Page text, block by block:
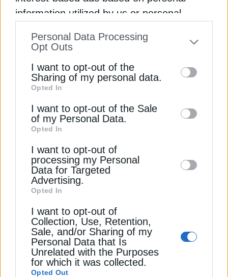
information utilized by us or personal
to your opt-out. You may separately opt-out
information by third parties on the IAB’s list
of downstream participants. This
information may also be disclosed by us to
third parties on theIAB’s List of
Downstream Participants
disclose it to other third parties.
Personal Data Processing
Opt Outs
I want to opt-out of the
Sharing of my personal data.
Opted In
I want to opt-out of the Sale
of my Personal Data.
Opted In
I want to opt-out of
processing my Personal
Data for Targeted
Advertising.
Opted In
I want to opt-out of
Collection, Use, Retention,
Sale, and/or Sharing of my
Personal Data that Is
Unrelated with the Purposes
for which it was collected.
Opted Out
ΔΕΊΤΕ ΕΠΊΣΗΣ
ΦΥΣΙΚΟ ΑΕΡΙΟ
Η ΕΕ θα επεκτείνει τους στόχους για την
αποθήκευση αερίου
23 Ιανουαρίου 2025